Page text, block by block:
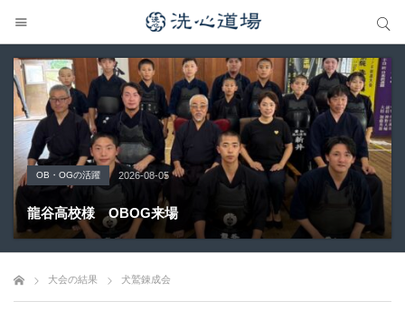
OB・OGの活躍 2026-08-05
龍谷高校様 OBOG来場
Topics 2026-08-05
広島県青春英龍館道場来場
大会の結果 2026-07-31
愛知県の星城高校へ出稽古
大会の結果 2026-07-25
第80回愛知県中学校総合体育大会・地区予選
大会の結果 2026-07-22
第136回愛知県剣道道場連盟研修会トーナメント戦
大会の結果 犬鷲錬成会
サイト内検索